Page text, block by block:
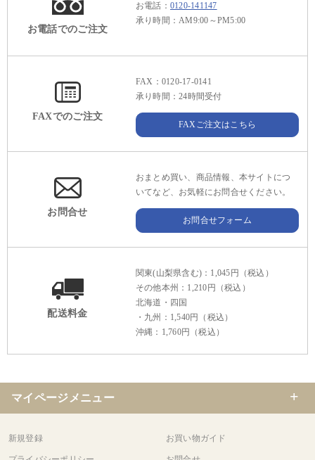
お電話でのご注文
お電話： 0120-141147
承り時間：AM9:00～PM5:00
FAXでのご注文
FAX：0120-17-0141
承り時間：24時間受付
FAXご注文はこちら
お問合せ
おまとめ買い、商品情報、本サイトにつ
いてなど、お気軽にお問合せください。
お問合せフォーム
配送料金
関東(山梨県含む)：1,045円（税込）
その他本州：1,210円（税込）
北海道・四国
・九州：1,540円（税込）
沖縄：1,760円（税込）
マイページメニュー
新規登録 お買い物ガイド